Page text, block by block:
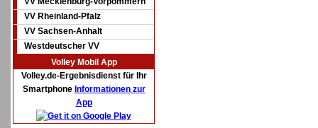
VV Rheinland-Pfalz
VV Sachsen-Anhalt
Westdeutscher VV
Volley Mobil App
Volley.de-Ergebnisdienst für Ihr
Smartphone Informationen zur
App